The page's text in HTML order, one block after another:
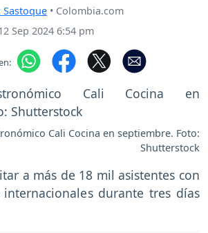
Sastoque • Colombia.com
Sep 2024 6:54 pm
Cali Cocina en septiembre. Foto:
Shutterstock
a más de 18 mil asistentes con
durante tres días